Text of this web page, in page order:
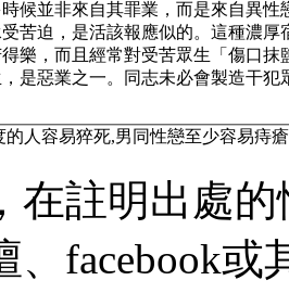
候並非來自其罪業，而是來自異性
苦迫，是活該報應似的。這種濃
樂，而且經常對受苦眾生「傷口抹
是惡業之一。同志未必會製造干
人容易猝死,男同性戀至少容易痔
在註明出處
、facebook